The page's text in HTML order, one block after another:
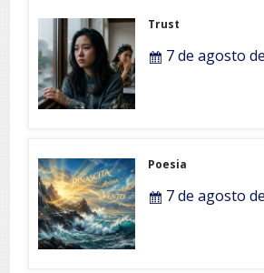
Trust
7 de agosto
Poesia
7 de agosto